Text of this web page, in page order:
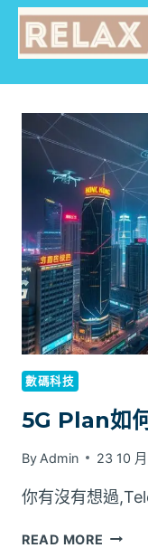
Skip
content
數碼科技
5G Plan如
By Admin 23 10
你有沒有想過
READ MORE 5G